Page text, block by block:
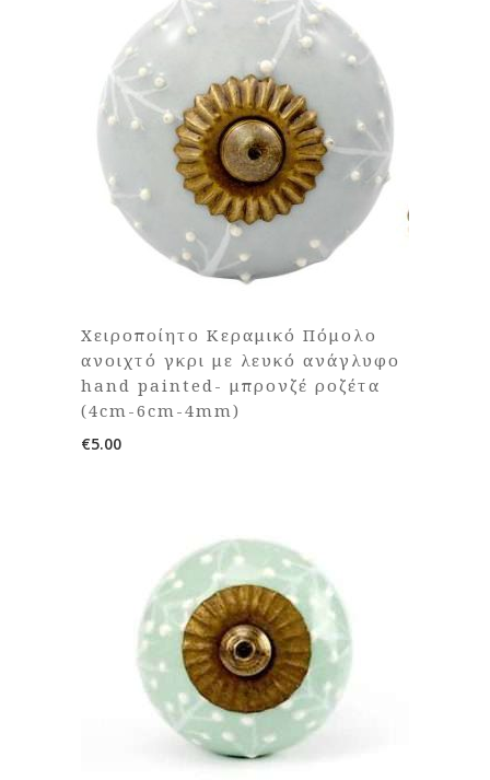
Χειροποίητο Κεραμικό Πόμολο
ανοιχτό γκρι με λευκό ανάγλυφο
hand painted- μπρονζέ ροζέτα
(4cm-6cm-4mm)
€5.00